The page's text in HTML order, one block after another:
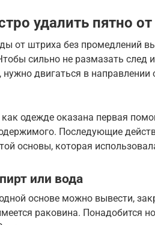
удалить пятно
от штриха без промедлений
сильно не размазать
нужно двигаться в направлении
как одежде оказана первая
Последующие
основы, которая
или вода
основе можно вывести,
раковина. Понадобится